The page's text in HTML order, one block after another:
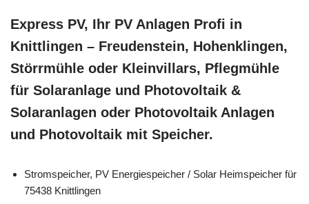
Express PV, Ihr PV Anlagen Profi in
Knittlingen – Freudenstein, Hohenklingen,
Störrmühle oder Kleinvillars, Pflegmühle
für Solaranlage und Photovoltaik &
Solaranlagen oder Photovoltaik Anlagen
und Photovoltaik mit Speicher.
Stromspeicher, PV Energiespeicher / Solar Heimspeicher für
75438 Knittlingen